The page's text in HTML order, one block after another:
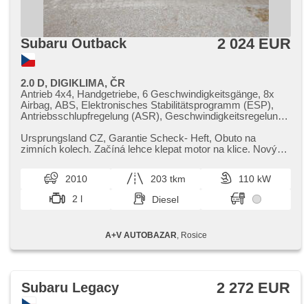
Subaru Outback 2 024 EUR
2.0 D, DIGIKLIMA, ČR
Antrieb 4x4, Handgetriebe, 6 Geschwindigkeitsgänge, 8x
Airbag, ABS, Elektronisches Stabilitätsprogramm (ESP),
Antriebsschlupfregelung (ASR), Geschwindigkeitsregelung
Klimaanlage, Klimaautomatik, Tempomat, Alufelgen,
Bordcomputer, Lichtsensor, Scheibenwischersensor,
Seitenscheiben, Dachträger, El. Spiegel, Wegfahrsperre,
Zentralverriegelung mit Funkfernbedienung,
höheneinstellbare Fahrersitz, Scheinwerferwaschanlagen,
Nebelscheinwerfer, Autoradio, CD-Spieler, Teilbare
Ursprungsland CZ,​ Garantie Scheck​- Heft,​ Obuto na
zimních kolech. Začíná lehce klepat motor na klice. Nový
2010 203 tkm
110 kW
2 l
Diesel
A+V AUTOBAZAR , Rosice
Subaru Legacy 2 272 EUR